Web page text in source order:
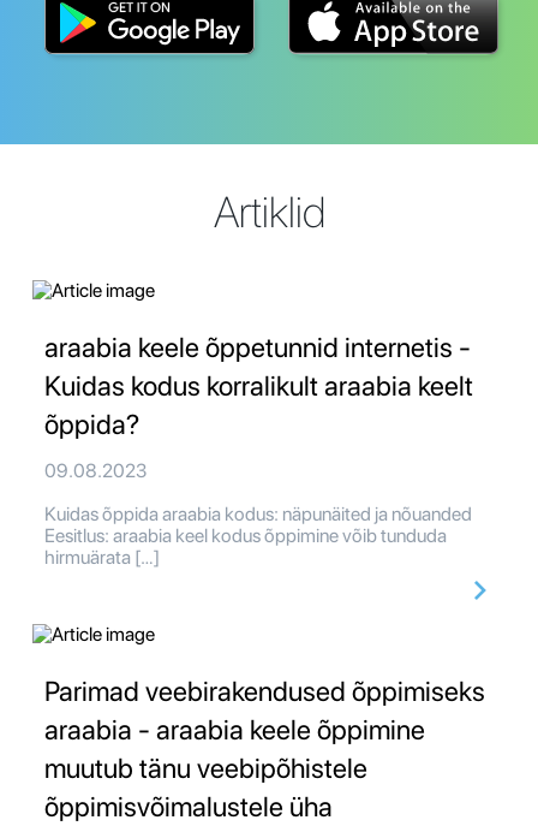
Artiklid
araabia keele õppetunnid internetis -
Kuidas kodus korralikult araabia keelt
õppida?
09.08.2023
Kuidas õppida araabia kodus: näpunäited ja nõuanded
Eesitlus: araabia keel kodus õppimine võib tunduda
hirmuärata […]
Parimad veebirakendused õppimiseks
araabia - araabia keele õppimine
muutub tänu veebipõhistele
õppimisvõimalustele üha